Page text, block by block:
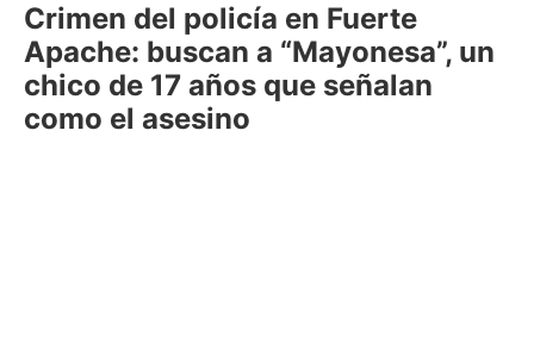
Crimen del policía en Fuerte
Apache: buscan a “Mayonesa”, un
chico de 17 años que señalan
como el asesino